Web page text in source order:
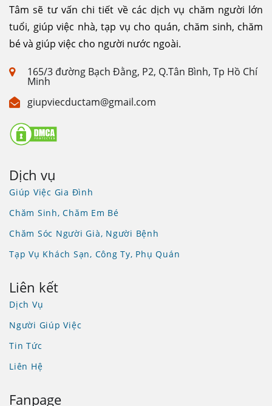
Tâm sẽ tư vấn chi tiết về các dịch vụ chăm người lớn
tuổi, giúp việc nhà, tạp vụ cho quán, chăm sinh, chăm
bé và giúp việc cho người nước ngoài.
165/3 đường Bạch Đằng, P2, Q.Tân Bình, Tp Hồ Chí
Minh
giupviecductam@gmail.com
Dịch vụ
Giúp Việc Gia Đình
Chăm Sinh, Chăm Em Bé
Chăm Sóc Người Già, Người Bệnh
Tạp Vụ Khách Sạn, Công Ty, Phụ Quán
Liên kết
Dịch Vụ
Người Giúp Việc
Tin Tức
Liên Hệ
Fanpage